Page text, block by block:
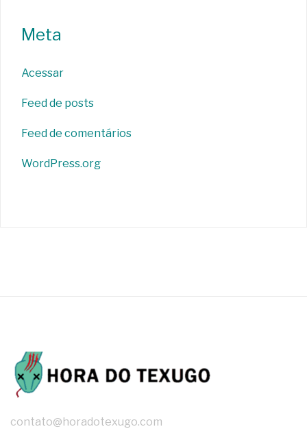
Meta
Acessar
Feed de posts
Feed de comentários
WordPress.org
contato@horadotexugo.com